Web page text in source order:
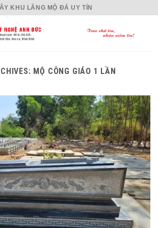
KHU LĂNG MỘ ĐÁ UY TÍN
MỘ CÔNG GIÁO 1 LẦN